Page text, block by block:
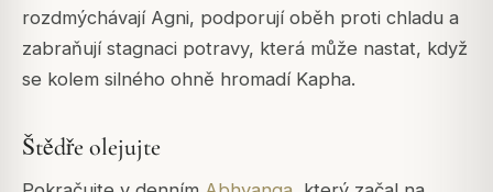
rozdmýchávají Agni, podporují oběh proti chladu a
zabraňují stagnaci potravy, která může nastat, když
se kolem silného ohně hromadí Kapha.
Štědře olejujte